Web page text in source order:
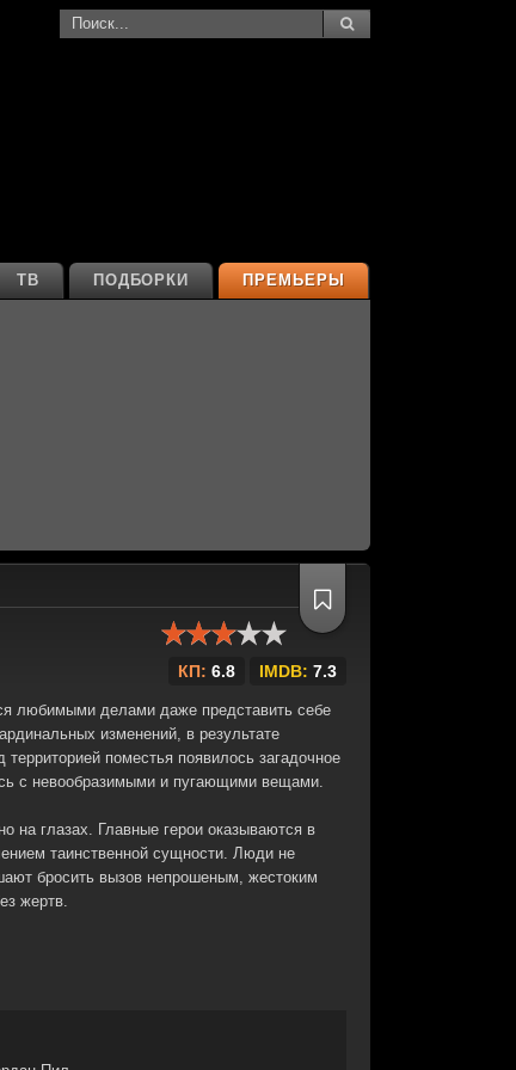
ПРЕМЬЕРЫ
ПОДБОРКИ
ТВ
КП: 6.8 IMDB: 7.3
любимыми делами даже представить себе
изменений, в результате
поместья появилось загадочное
с невообразимыми и пугающими вещами.
на глазах. Главные герои оказываются в
таинственной сущности. Люди не
бросить вызов непрошеным, жестоким
жертв.